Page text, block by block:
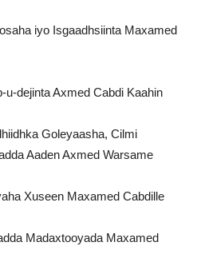
iyo Isgaadhsiinta Maxamed
u-dejinta Axmed Cabdi Kaahin
Goleyaasha, Cilmi
Aaden Axmed Warsame
Xuseen Maxamed Cabdille
Madaxtooyada Maxamed